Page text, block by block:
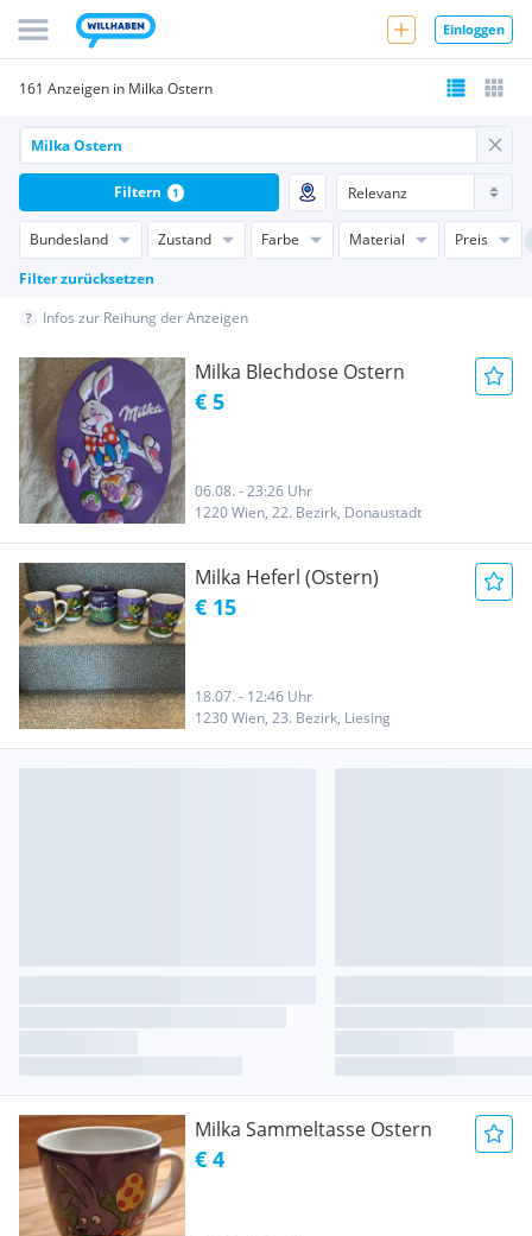
Einloggen
161 Anzeigen in Milka Ostern
Bundesland Zustand Farbe Material
Preis
Filter zurücksetzen
Filtern 1
Infos zur Reihung der Anzeigen
Milka Blechdose Ostern
€ 5
06.08. - 23:26 Uhr
1220 Wien, 22. Bezirk, Donaustadt
Milka Heferl (Ostern)
€ 15
18.07. - 12:46 Uhr
1230 Wien, 23. Bezirk, Liesing
Milka Sammeltasse Ostern
€ 4